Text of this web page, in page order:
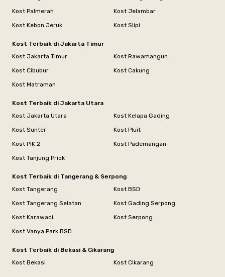
Kost Palmerah
Kost Jelambar
Kost Kebon Jeruk
Kost Slipi
Kost Terbaik di Jakarta Timur
Kost Jakarta Timur
Kost Rawamangun
Kost Cibubur
Kost Cakung
Kost Matraman
Kost Terbaik di Jakarta Utara
Kost Jakarta Utara
Kost Kelapa Gading
Kost Sunter
Kost Pluit
Kost PIK 2
Kost Pademangan
Kost Tanjung Priok
Kost Terbaik di Tangerang & Serpong
Kost Tangerang
Kost BSD
Kost Tangerang Selatan
Kost Gading Serpong
Kost Karawaci
Kost Serpong
Kost Vanya Park BSD
Kost Terbaik di Bekasi & Cikarang
Kost Bekasi
Kost Cikarang